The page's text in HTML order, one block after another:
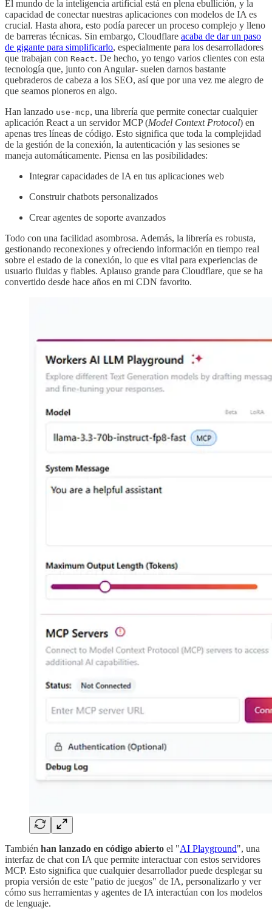
El mundo de la inteligencia artificial está en plena ebullición, y la
capacidad de conectar nuestras aplicaciones con modelos de IA es
crucial. Hasta ahora, esto podía parecer un proceso complejo y lleno
de barreras técnicas. Sin embargo, Cloudflare acaba de dar un paso
de gigante para simplificarlo, especialmente para los desarrolladores
que trabajan con React. De hecho, yo tengo varios clientes con esta
tecnología que, junto con Angular- suelen darnos bastante
quebraderos de cabeza a los SEO, así que por una vez me alegro de
que seamos pioneros en algo.
Han lanzado use-mcp, una librería que permite conectar cualquier
aplicación React a un servidor MCP (Model Context Protocol) en
apenas tres líneas de código. Esto significa que toda la complejidad
de la gestión de la conexión, la autenticación y las sesiones se
maneja automáticamente. Piensa en las posibilidades:
Integrar capacidades de IA en tus aplicaciones web
Construir chatbots personalizados
Crear agentes de soporte avanzados
Todo con una facilidad asombrosa. Además, la librería es robusta,
gestionando reconexiones y ofreciendo información en tiempo real
sobre el estado de la conexión, lo que es vital para experiencias de
usuario fluidas y fiables. Aplauso grande para Cloudflare, que se ha
convertido desde hace años en mi CDN favorito.
También han lanzado en código abierto el "AI Playground", una
interfaz de chat con IA que permite interactuar con estos servidores
MCP. Esto significa que cualquier desarrollador puede desplegar su
propia versión de este "patio de juegos" de IA, personalizarlo y ver
cómo sus herramientas y agentes de IA interactúan con los modelos
de lenguaje.